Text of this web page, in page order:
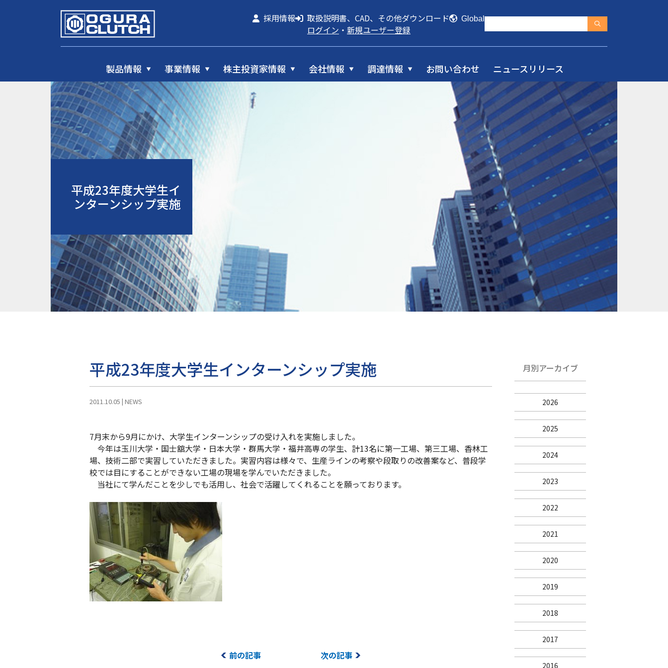
採用情報
取扱説明書、CAD、その他ダウンロード
ログイン ・ 新規ユーザー登録
Global
製品情報 事業情報 株主投資家情報 会社情報 調達情報 お問い合わせ ニュースリリース
平成23年度大学生イ
ンターンシップ実施
平成23年度大学生インターンシップ実施
2011.10.05 | NEWS
7月末から9月にかけ、大学生インターンシップの受け入れを実施しました。
今年は玉川大学・国士舘大学・日本大学・群馬大学・福井高専の学生、計13名に第一工場、第三工場、香林工
場、技術二部で実習していただきました。実習内容は様々で、生産ラインの考察や段取りの改善案など、普段学
校では目にすることができない工場の現場を学んでいただきました。
当社にて学んだことを少しでも活用し、社会で活躍してくれることを願っております。
前の記事 次の記事
月別アーカイブ
2026
2025
2024
2023
2022
2021
2020
2019
2018
2017
2016